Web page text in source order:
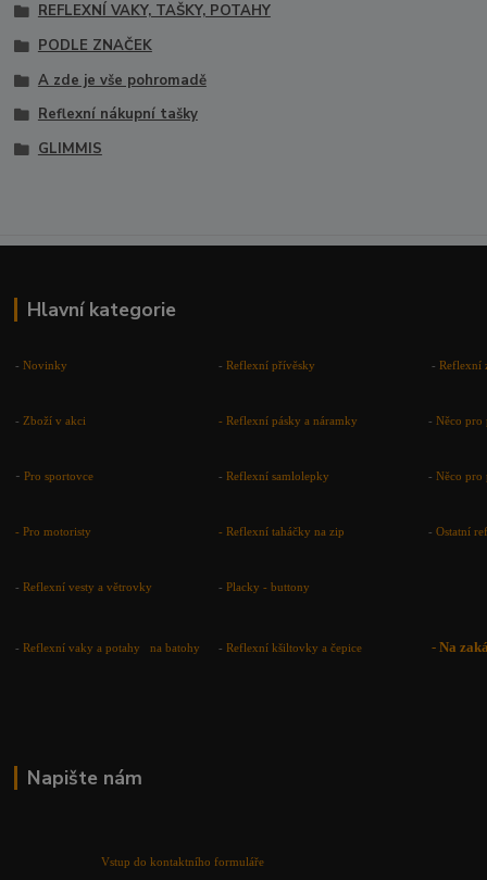
REFLEXNÍ VAKY, TAŠKY, POTAHY
PODLE ZNAČEK
A zde je vše pohromadě
Reflexní nákupní tašky
GLIMMIS
Hlavní kategorie
-Novinky -Reflexní přívěsky -Reflexní
- Zboží v akci -Reflexní pásky a náramky -Něco pro
-Pro sportovce -Reflexní samlolepky -Něco pro
- Pro motoristy -Reflexní taháčky na zip -Ostatní
-Reflexní vesty a větrovky -Placky - buttony
-Reflexní vaky a potahy na batohy -Reflexní kšiltovky a čepice -Na
Napište nám
Vstup do kontaktního formuláře